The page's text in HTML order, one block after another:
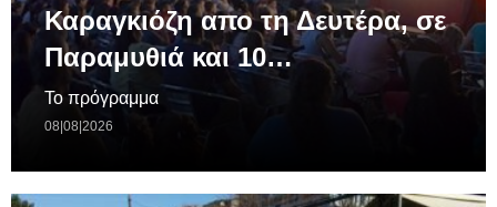
Καραγκιόζη απο τη Δευτέρα, σε
Παραμυθιά και 10…
Το πρόγραμμα
08|08|2026